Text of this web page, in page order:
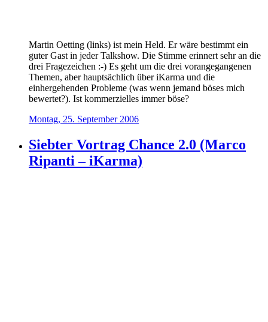
Martin Oetting (links) ist mein Held. Er wäre bestimmt ein
guter Gast in jeder Talkshow. Die Stimme erinnert sehr an die
drei Fragezeichen :-) Es geht um die drei vorangegangenen
Themen, aber hauptsächlich über iKarma und die
einhergehenden Probleme (was wenn jemand böses mich
bewertet?). Ist kommerzielles immer böse?
Montag, 25. September 2006
Siebter Vortrag Chance 2.0 (Marco
Ripanti – iKarma)